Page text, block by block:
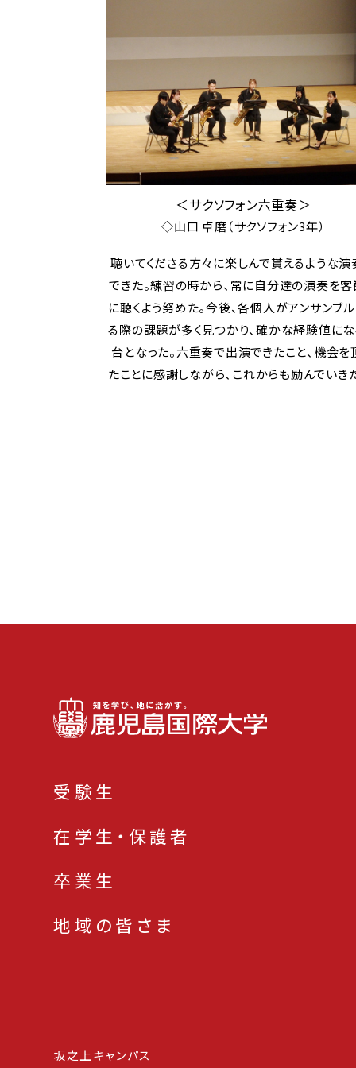
＜サクソフォン六重奏＞
◇山口 卓磨（サクソフォン3年）
聴いてくださる方々に楽しんで貰えるような
できた。練習の時から、常に自分達の演奏を
に聴くよう努めた。今後、各個人がアンサンブ
る際の課題が多く見つかり、確かな経験値に
台となった。六重奏で出演できたこと、機会を
たことに感謝しながら、これからも励んでいき
受験生
在学生・保護者
卒業生
地域の皆さま
坂之上キャンパス